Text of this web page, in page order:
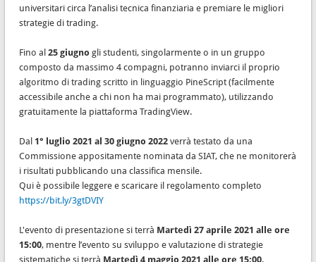
universitari circa l’analisi tecnica finanziaria e premiare le migliori
strategie di trading.
Fino al 25 giugno gli studenti, singolarmente o in un gruppo
composto da massimo 4 compagni, potranno inviarci il proprio
algoritmo di trading scritto in linguaggio PineScript (facilmente
accessibile anche a chi non ha mai programmato), utilizzando
gratuitamente la piattaforma TradingView.
Dal 1° luglio 2021 al 30 giugno 2022verrà testato da una
Commissione appositamente nominata da SIAT, che ne monitorerà
i risultati pubblicando una classifica mensile.
Qui è possibile leggere e scaricare il regolamento completo
https://bit.ly/3gtDVIY
L'evento di presentazione si terrà Martedì 27 aprile 2021 alle ore
15:00, mentre l’evento su sviluppo e valutazione di strategie
sistematiche si terrà Martedì 4 maggio 2021 alle ore 15:00.